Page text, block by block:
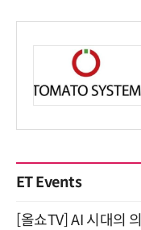
ET Events